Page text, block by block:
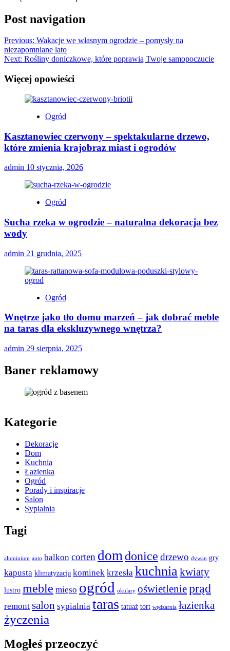
Post navigation
Previous: Wakacje we własnym ogrodzie – pomysły na
niezapomniane lato
Next: Rośliny doniczkowe, które poprawią Twoje samopoczucie
Więcej opowieści
Ogród
Kasztanowiec czerwony – spektakularne drzewo,
które zmienia krajobraz miast i ogrodów
admin 10 stycznia, 2026
Ogród
Sucha rzeka w ogrodzie – naturalna dekoracja bez
wody
admin 21 grudnia, 2025
Ogród
Wnętrze jako tło domu marzeń – jak dobrać meble
na taras dla ekskluzywnego wnętrza?
admin 29 sierpnia, 2025
Baner reklamowy
Kategorie
Dekoracje
Dom
Kuchnia
Łazienka
Ogród
Porady i inspiracje
Salon
Sypialnia
Tagi
aluminium auto balkon corten dom donice drzewo dywan gry
kapusta klimatyzacja kominek krzesła kuchnia kwiaty
lustro meble mięso ogród okulary oświetlenieprąd
remont salon sypialnia taras tatuaż tort wędzarnia łazienka
życzenia
Mogłeś przeoczyć